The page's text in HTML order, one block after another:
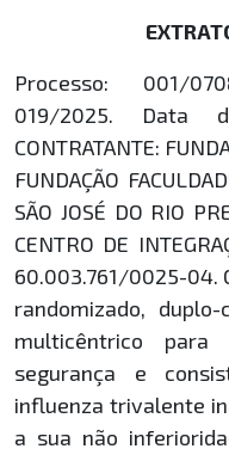
Processo: 001/
019/2025. Data
CONTRATANTE:
FUNDAÇÃO
SÃO JOSÉ DO RIO
CENTRO DE
60.003.761/0025-04.
randomizado,
multicêntrico para
segurança e
influenza trivalente
a sua não